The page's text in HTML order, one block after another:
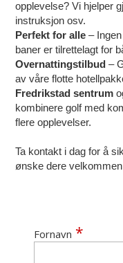
opplevelse? Vi hjelper
instruksjon osv.
Perfekt for alle –
baner er tilrettelagt for
Overnattingstilbud –
av våre flotte
Fredrikstad sentrum
kombinere golf med
flere opplevelser.
Ta kontakt i dag for å
ønske dere
Fornavn